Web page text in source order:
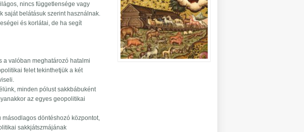
nincs függetlensége vagy
saját belátásuk szerint használnak.
és korlátai, de ha segít
a valóban meghatározó hatalmi
felet tekinthetjük a két
minden pólust sakkbábuként
az egyes geopolitikai
döntéshozó központot,
sakkjátszmájának